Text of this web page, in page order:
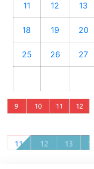
11 12 13
18 19 20
25 26 27